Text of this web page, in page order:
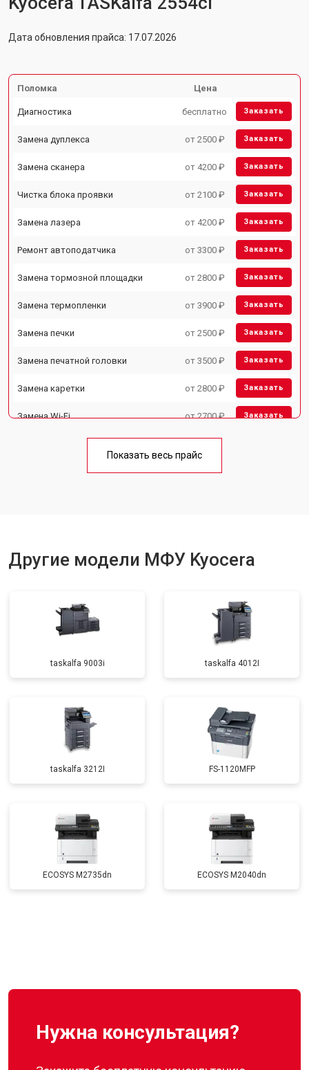
Дата обновления прайса: 17.07.2026
Поломка Цена
Диагностика бесплатно Заказать
Замена дуплекса от 2500 ₽ Заказать
Замена сканера от 4200 ₽ Заказать
Чистка блока проявки от 2100 ₽ Заказать
Замена лазера от 4200 ₽ Заказать
Ремонт автоподатчика от 3300 ₽ Заказать
Замена тормозной площадки от 2800 ₽ Заказать
Замена термопленки от 3900 ₽ Заказать
Замена печки от 2500 ₽ Заказать
Замена печатной головки от 3500 ₽ Заказать
Замена каретки от 2800 ₽ Заказать
Замена Wi-Fi от 2700 ₽ Заказать
от 3500 ₽
Показать весь прайс
Другие модели МФУ Kyocera
taskalfa 9003i taskalfa 4012I
taskalfa 3212I FS-1120MFP
ECOSYS M2735dn ECOSYS M2040dn
Нужна консультация?